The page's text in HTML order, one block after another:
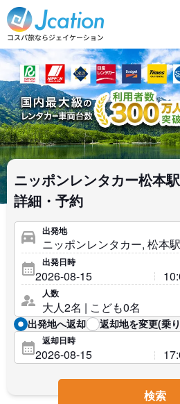
ニッポンレンタカー松本
詳細・予約
出発地
出発日時
人数
出発地へ返却 返却地を変更(乗
返却日時
検索